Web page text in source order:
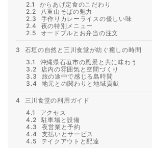
2.1
からあげ定食のこだわり
2.2
八重山そばの魅力
2.3
手作りカレーライスの優しい味
2.4
夜の特別メニュー
2.5
オードブルとお弁当の注文
3
石垣の自然と三川食堂が紡ぐ癒しの時間
3.1
沖縄県石垣市の風景と共に味わう
3.2
店内の雰囲気と空間づくり
3.3
旅の途中で感じる島時間
3.4
地元との関わりと地域貢献
4
三川食堂の利用ガイド
4.1
アクセス
4.2
駐車場と設備
4.3
夜営業と予約
4.4
支払いとサービス
4.5
テイクアウトと配達